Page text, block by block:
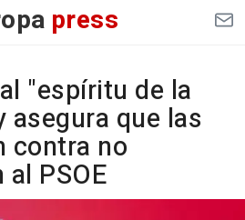
press
"espíritu de la
asegura que las
contra no
PSOE